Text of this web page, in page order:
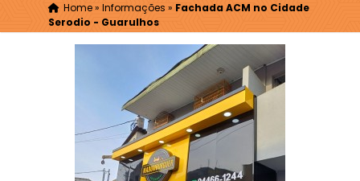
Home» Informações » Fachada ACM no Cidade
Serodio - Guarulhos